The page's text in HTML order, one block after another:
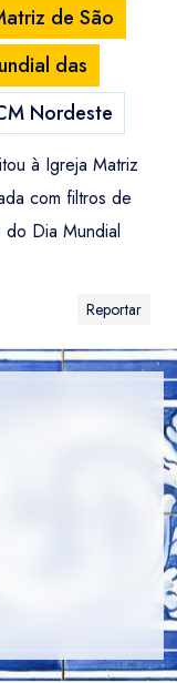
de São
das
Nordeste
à Igreja Matriz
com filtros de
Dia Mundial
Reportar